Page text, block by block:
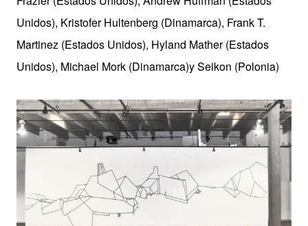
Unidos), Kristofer Hultenberg (Dinamarca), Frank T.
Martinez (Estados Unidos), Hyland Mather (Estados
Unidos), Michael Mork (Dinamarca)y Seikon (Polonia)